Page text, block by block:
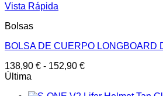
Vista Rápida
Bolsas
BOLSA DE CUERPO LONGBOARD
138,90 € - 152,90 €
Última